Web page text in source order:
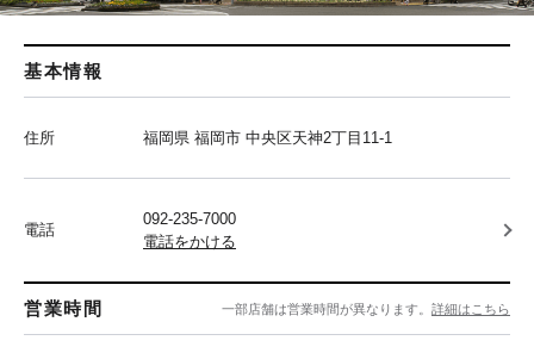
基本情報
住所 福岡県 福岡市 中央区天神2丁目11-1
電話
092-235-7000
電話をかける
営業時間 一部店舗は営業時間が異なります。 詳細はこちら